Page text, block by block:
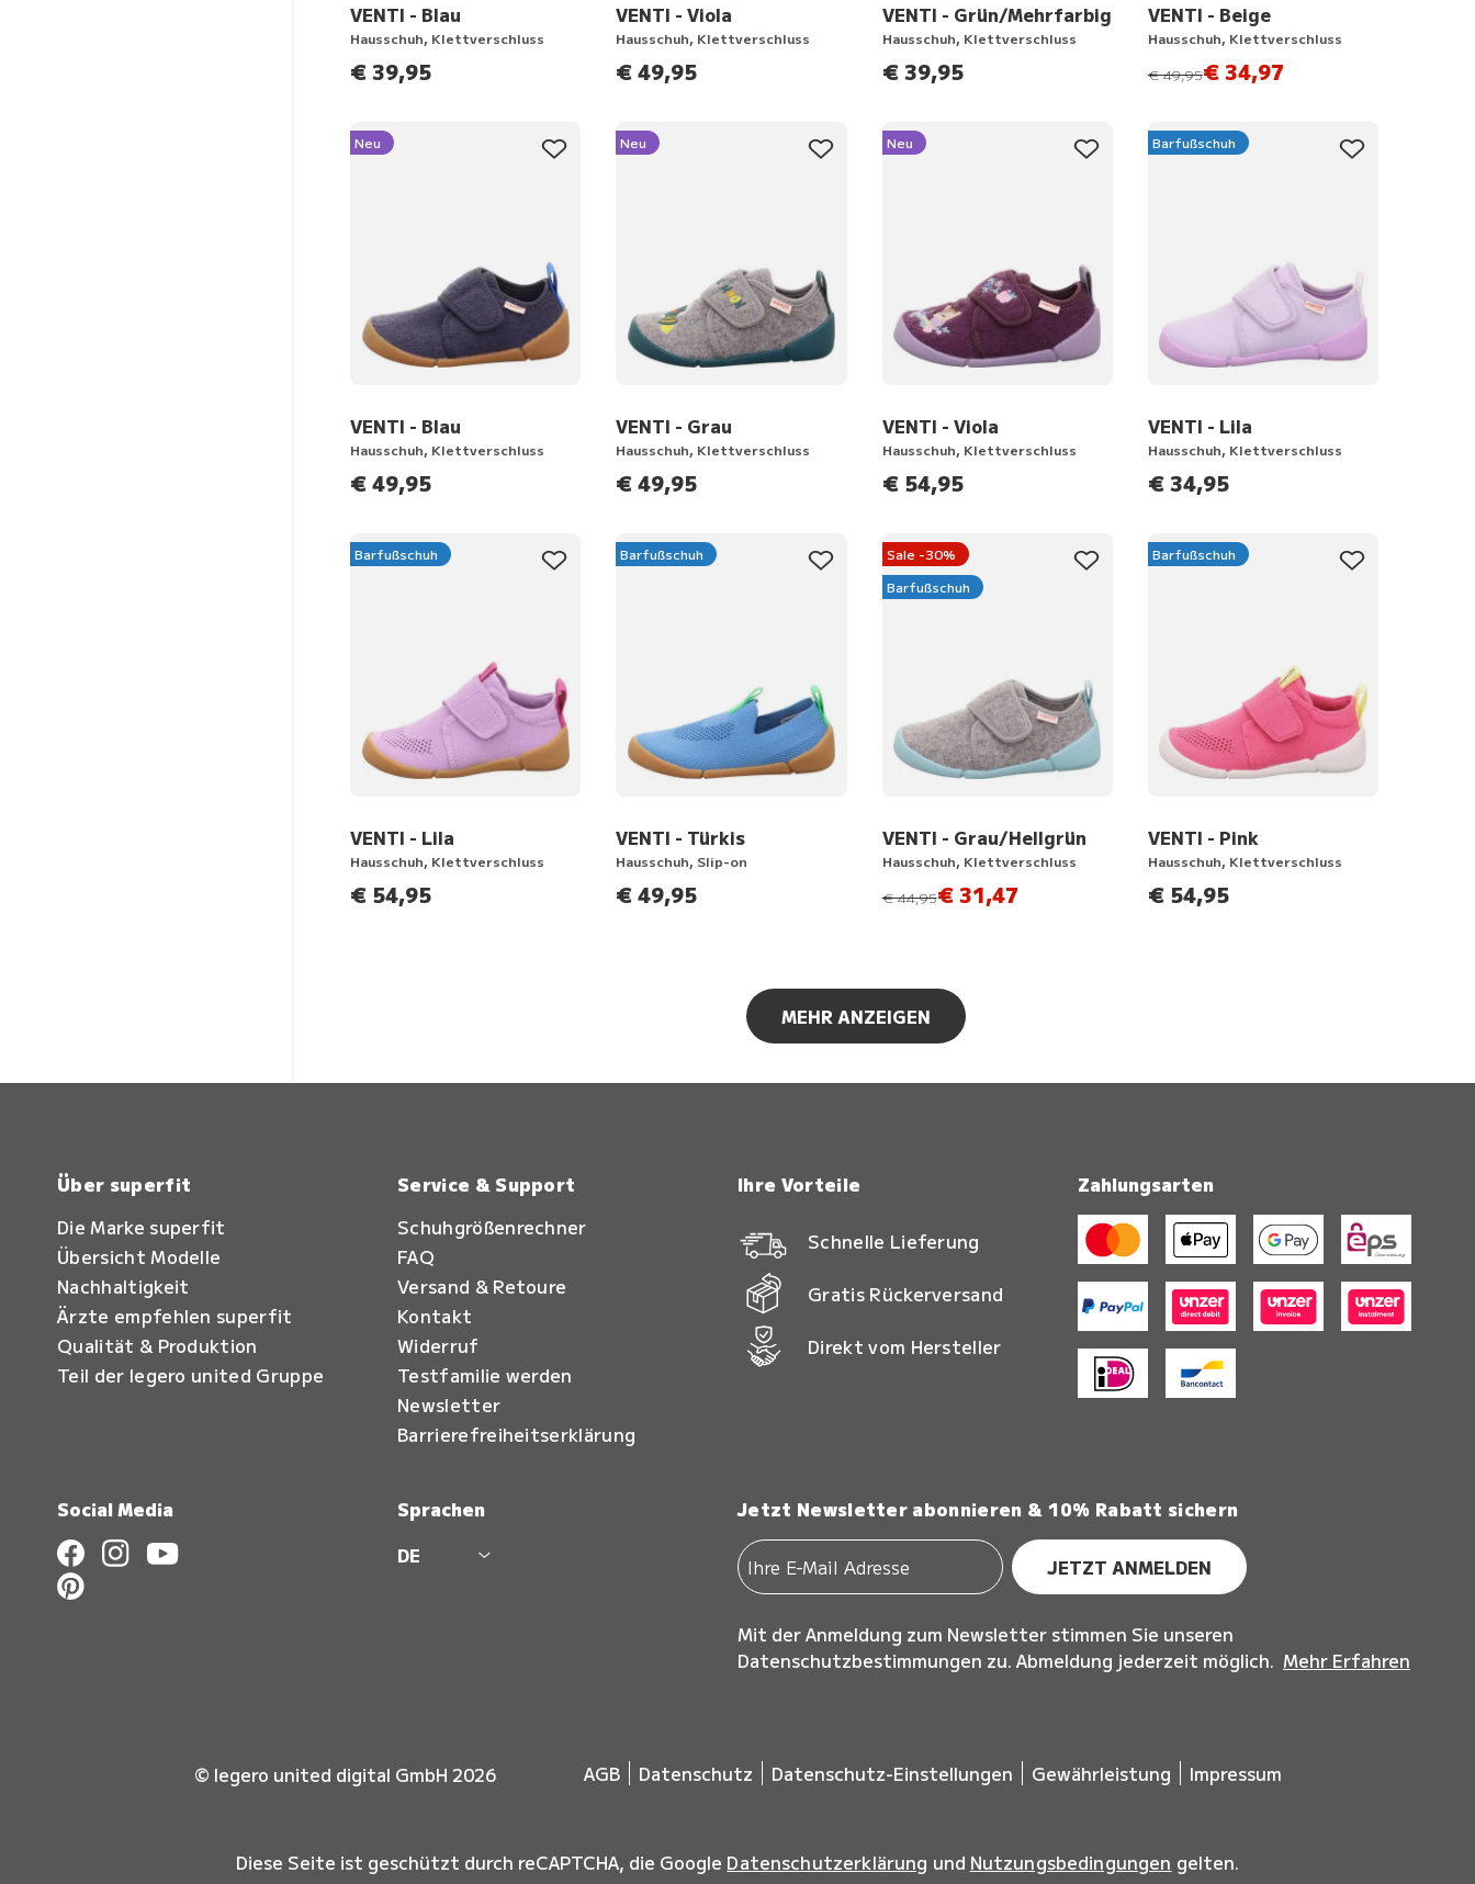
VENTI - Blau
Hausschuh, Klettverschluss
€ 39,95
VENTI - Viola
Hausschuh, Klettverschluss
€ 49,95
VENTI - Grün/Mehrfarbig
Hausschuh, Klettverschluss
€ 39,95
VENTI - Beige
Hausschuh, Klettverschluss
statt
€ 49,95€ 34,97
Neu
VENTI - Blau
Hausschuh, Klettverschluss
€ 49,95
Neu
VENTI - Grau
Hausschuh, Klettverschluss
€ 49,95
Neu
VENTI - Viola
Hausschuh, Klettverschluss
€ 54,95
Barfußschuh
VENTI - Lila
Hausschuh, Klettverschluss
€ 34,95
Barfußschuh
VENTI - Lila
Hausschuh, Klettverschluss
€ 54,95
Barfußschuh
VENTI - Türkis
Hausschuh, Slip-on
€ 49,95
Sale -30%
Barfußschuh
VENTI - Grau/Hellgrün
Hausschuh, Klettverschluss
statt
€ 44,95€ 31,47
Barfußschuh
VENTI - Pink
Hausschuh, Klettverschluss
€ 54,95
MEHR ANZEIGEN
Über superfit
Die Marke superfit
Übersicht Modelle
Nachhaltigkeit
Ärzte empfehlen superfit
Qualität & Produktion
Teil der legero united Gruppe
Service & Support
Schuhgrößenrechner
FAQ
Versand & Retoure
Kontakt
Widerruf
Testfamilie werden
Newsletter
Barrierefreiheitserklärung
Ihre Vorteile
Schnelle Lieferung
Gratis Rückerversand
Direkt vom Hersteller
Zahlungsarten
Social Media
Sprachen
DE
Jetzt Newsletter abonnieren & 10% Rabatt sichern
JETZT ANMELDEN
Mit der Anmeldung zum Newsletter stimmen Sie unseren
Datenschutzbestimmungen zu. Abmeldung jederzeit möglich. Mehr Erfahren
© legero united digital GmbH 2026 AGB Datenschutz Datenschutz-Einstellungen Gewährleistung Impressum
Diese Seite ist geschützt durch reCAPTCHA, die Google Datenschutzerklärung und Nutzungsbedingungen gelten.